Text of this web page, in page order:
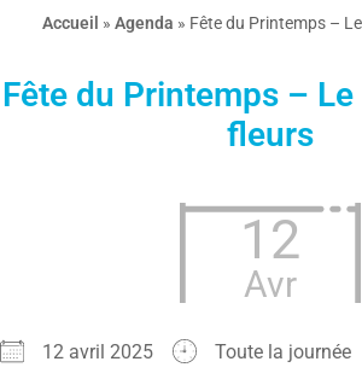
Accueil » Agenda » Fête du Printemps –
Fête du Printemps –
fleurs
12
Avr
12 avril 2025
Toute la journée